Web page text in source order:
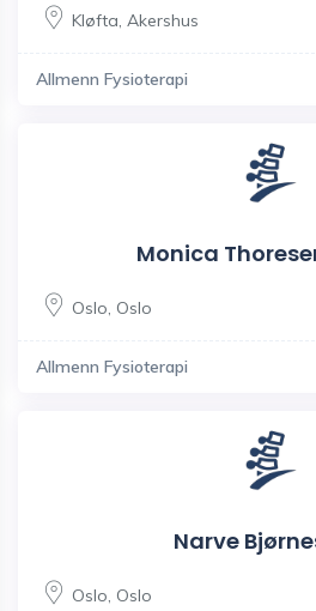
Kløfta Akershus
Allmenn Fysioterapi
Monica
Oslo Oslo
Allmenn Fysioterapi
Narve
Oslo Oslo